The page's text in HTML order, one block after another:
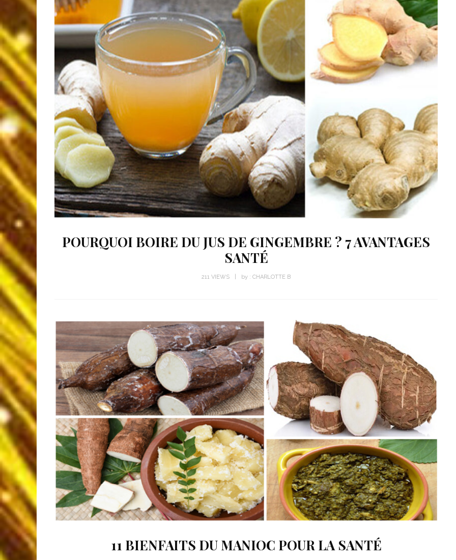
POURQUOI BOIRE DU JUS DE GINGEMBRE ? 7 AVANTAGES
SANTÉ
211 VIEWS by : CHARLOTTE B
11 BIENFAITS DU MANIOC POUR LA SANTÉ